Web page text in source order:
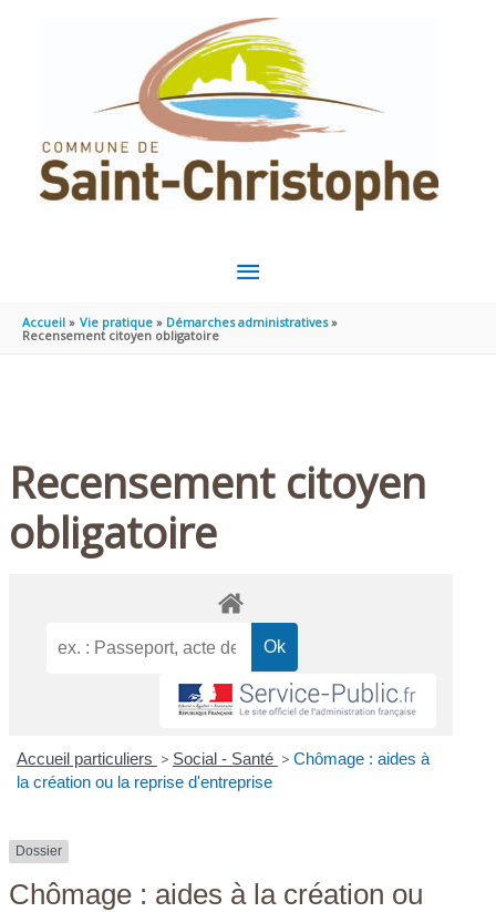
MENU
PRINCIPAL
Accueil Vie pratique
Démarches administratives
Recensement citoyen obligatoire
Recensement citoyen
obligatoire
Accueil particuliers > Social - Santé > Chômage : aides à
la création ou la reprise d'entreprise
Dossier
Chômage : aides à la création ou